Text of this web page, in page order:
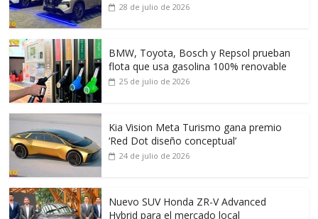
28 de julio de 2026
BMW, Toyota, Bosch y Repsol prueban
flota que usa gasolina 100% renovable
25 de julio de 2026
Kia Vision Meta Turismo gana premio
‘Red Dot diseño conceptual’
24 de julio de 2026
Nuevo SUV Honda ZR-V Advanced
Hybrid para el mercado local